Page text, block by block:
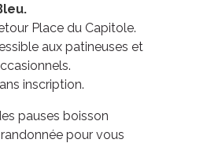
Place du Capitole.
aux patineuses et
inscription.
pauses boisson
pour vous